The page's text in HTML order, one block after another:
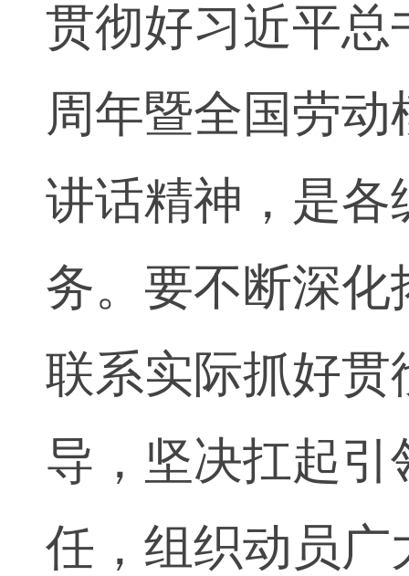
贯彻好习近平
周年暨全国劳
讲话精神，是
务。要不断深
联系实际抓好
导，坚决扛起
任，组织动员广